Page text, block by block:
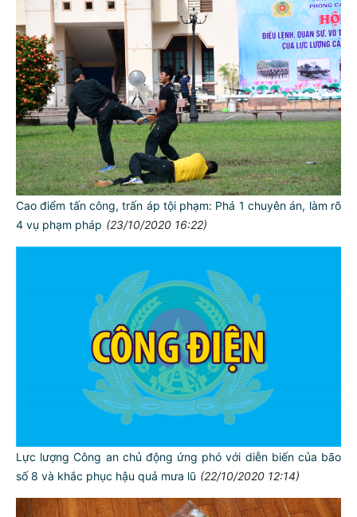
Cao điểm tấn công, trấn áp tội phạm: Phá 1 chuyên án, làm rõ
4 vụ phạm pháp (23/10/2020 16:22)
Lực lượng Công an chủ động ứng phó với diễn biến của bão
số 8 và khắc phục hậu quả mưa lũ (22/10/2020 12:14)